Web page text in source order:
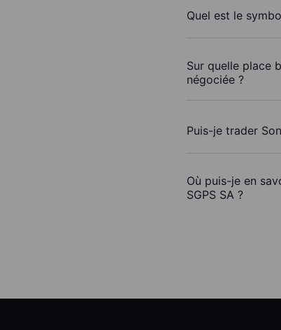
Quel est le
Sur quelle place
négociée ?
Puis-je trader
Où puis-je en
SGPS SA ?